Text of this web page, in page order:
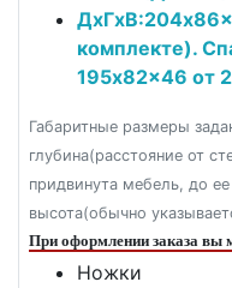
комплекте).
195x82x46 от
Габаритные размеры
глубина(расстояние от
придвинута мебель, до
высота(обычно
При оформлении заказа вы
Ножки